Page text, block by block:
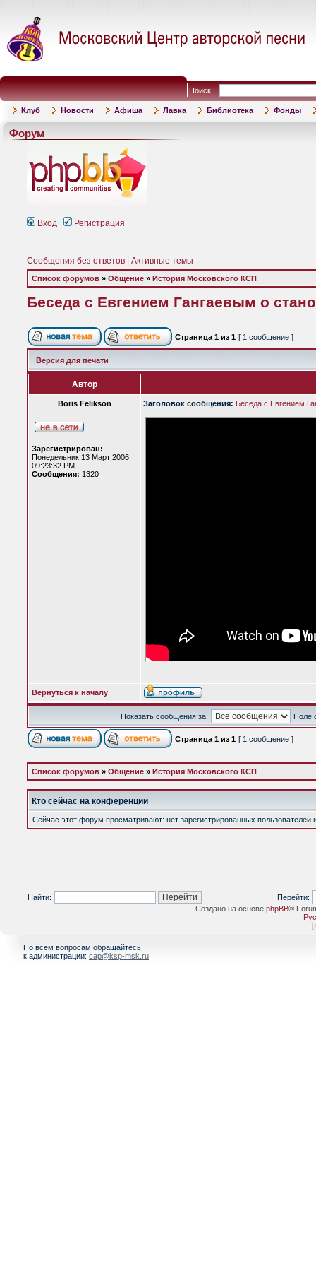
Поиск:
Клуб Новости Афиша Лавка Библиотека Фонды
Форум
Вход Регистрация
Сообщения без ответов Активные темы
Список форумов » Общение » История Московского КСП
Беседа с Евгением Гангаевым о
Страница 1 из 1 [ 1 сообщение ]
Версия для печати
Автор
Boris Felikson Заголовок сообщения: Беседа с Евгением
Зарегистрирован:
Понедельник 13 Март 2006
09:23:32 PM
Сообщения: 1320
Вернуться к началу
Показать сообщения за: Поле
Страница 1 из 1 [ 1 сообщение ]
Список форумов » Общение » История Московского КСП
Кто сейчас на конференции
Сейчас этот форум просматривают: нет зарегистрированных пользователей
Найти:
Перейти:
Создано на основе phpBB®
[
По всем вопросам обращайтесь
к администрации: cap@ksp-msk.ru